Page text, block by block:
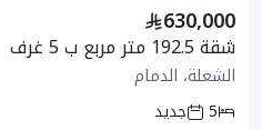
630,000
شقة 192.5 متر مربع ب 5 غرف
الشعلة، الدمام
5
جديد